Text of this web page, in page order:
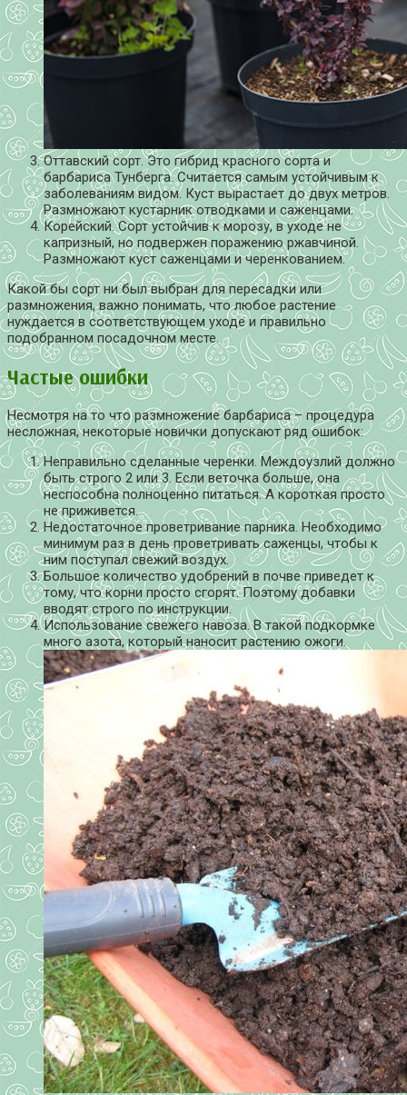
Оттавский сорт. Это гибрид красного сорта и
барбариса Тунберга. Считается самым устойчивым к
заболеваниям видом. Куст вырастает до двух метров.
Размножают кустарник отводками и саженцами.
Корейский. Сорт устойчив к морозу, в уходе не
капризный, но подвержен поражению ржавчиной.
Размножают куст саженцами и черенкованием.
Какой бы сорт ни был выбран для пересадки или
размножения, важно понимать, что любое растение
нуждается в соответствующем уходе и правильно
подобранном посадочном месте.
Частые ошибки
Несмотря на то что размножение барбариса – процедура
несложная, некоторые новички допускают ряд ошибок:
Неправильно сделанные черенки. Междоузлий должно
быть строго 2 или 3. Если веточка больше, она
неспособна полноценно питаться. А короткая просто
не приживется.
Недостаточное проветривание парника. Необходимо
минимум раз в день проветривать саженцы, чтобы к
ним поступал свежий воздух.
Большое количество удобрений в почве приведет к
тому, что корни просто сгорят. Поэтому добавки
вводят строго по инструкции.
Использование свежего навоза. В такой подкормке
много азота, который наносит растению ожоги.